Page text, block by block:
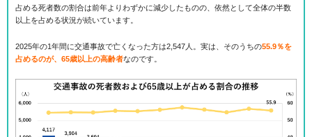
占める死者数の割合は前年よりわずかに減少したものの、依然として全体の半数
以上を占める状況が続いています。
2025年の1年間に交通事故で亡くなった方は2,547人。実は、そのうちの55.9％を
占めるのが、65歳以上の高齢者なのです。